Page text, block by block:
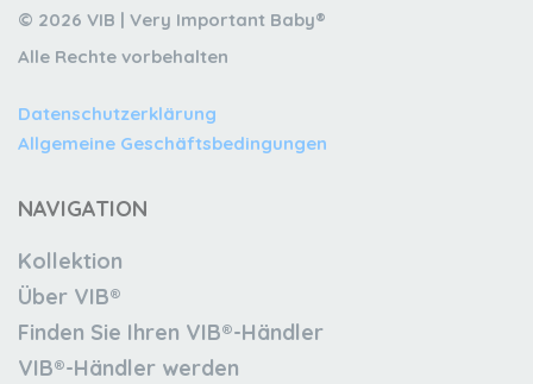
© 2026 VIB | Very Important Baby®
Alle Rechte vorbehalten
Datenschutzerklärung
Allgemeine Geschäftsbedingungen
NAVIGATION
Kollektion
Über VIB®
Finden Sie Ihren VIB®-Händler
VIB®-Händler werden